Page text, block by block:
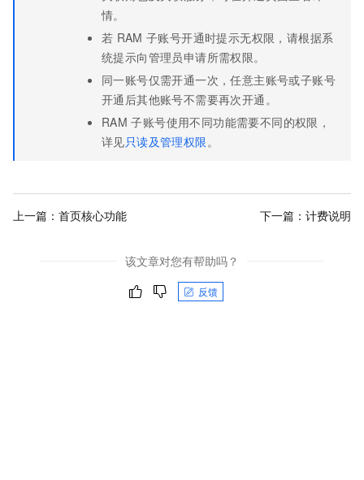
情。
若 RAM 子账号开通时提示无权限，请根据系
统提示向管理员申请所需权限。
同一账号仅需开通一次，任意主账号或子账号
开通后其他账号不需要再次开通。
RAM 子账号使用不同功能需要不同的权限，
详见只读及管理权限。
上一篇： 首页核心功能 下一篇： 计费说明
该文章对您有帮助吗？
反馈